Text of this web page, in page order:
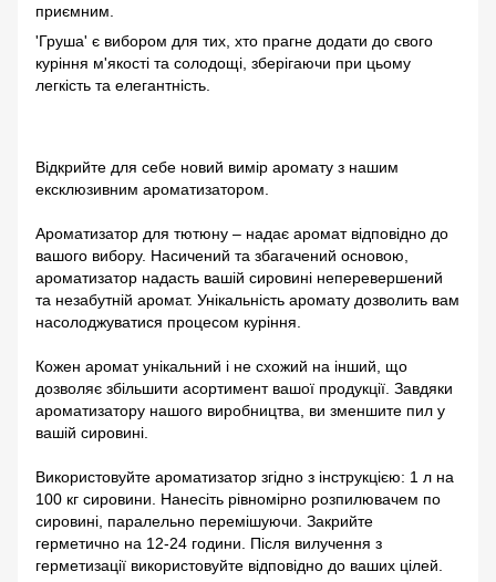
приємним.
'Груша' є вибором для тих, хто прагне додати до свого
куріння м'якості та солодощі, зберігаючи при цьому
легкість та елегантність.
Відкрийте для себе новий вимір аромату з нашим
ексклюзивним ароматизатором.
Ароматизатор для тютюну – надає аромат відповідно до
вашого вибору. Насичений та збагачений основою,
ароматизатор надасть вашій сировині неперевершений
та незабутній аромат. Унікальність аромату дозволить вам
насолоджуватися процесом куріння.
Кожен аромат унікальний і не схожий на інший, що
дозволяє збільшити асортимент вашої продукції. Завдяки
ароматизатору нашого виробництва, ви зменшите пил у
вашій сировині.
Використовуйте ароматизатор згідно з інструкцією: 1 л на
100 кг сировини. Нанесіть рівномірно розпилювачем по
сировині, паралельно перемішуючи. Закрийте
герметично на 12-24 години. Після вилучення з
герметизації використовуйте відповідно до ваших цілей.